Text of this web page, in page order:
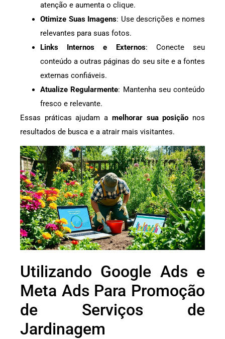
atenção e aumenta o clique.
Otimize Suas Imagens: Use descrições e nomes
relevantes para suas fotos.
Links Internos e Externos: Conecte seu
conteúdo a outras páginas do seu site e a fontes
externas confiáveis.
Atualize Regularmente: Mantenha seu conteúdo
fresco e relevante.
Essas práticas ajudam a melhorar sua posição nos
resultados de busca e a atrair mais visitantes.
Utilizando Google Ads e
Meta Ads Para Promoção
de Serviços de
Jardinagem